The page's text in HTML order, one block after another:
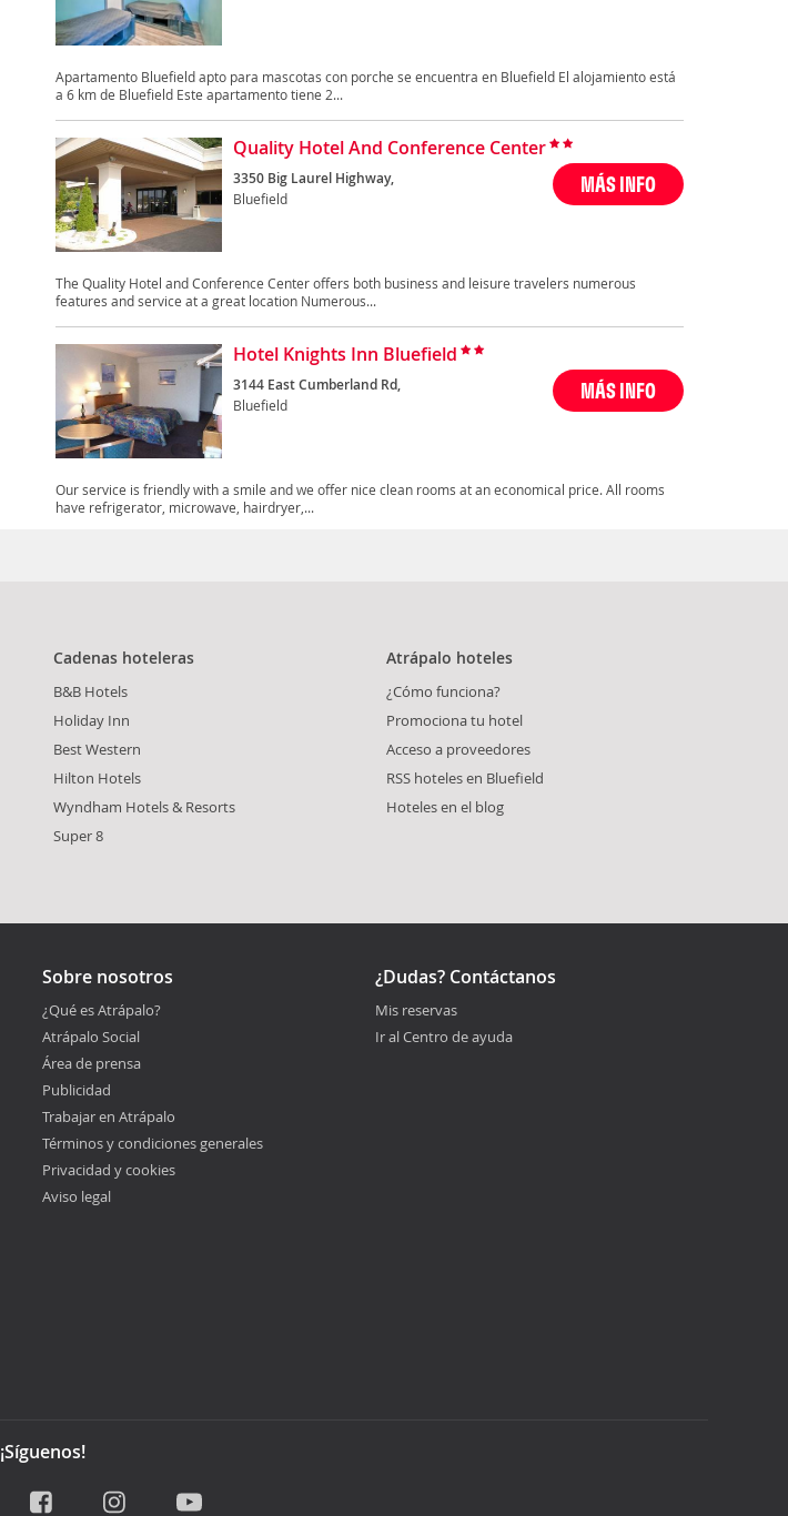
Apartamento Bluefield apto para mascotas con porche se encuentra en Bluefield El alojamiento está
a 6 km de Bluefield Este apartamento tiene 2...
Quality Hotel And Conference Center
3350 Big Laurel Highway,
Bluefield
MÁS INFO
The Quality Hotel and Conference Center offers both business and leisure travelers numerous
features and service at a great location Numerous...
Hotel Knights Inn Bluefield
3144 East Cumberland Rd,
Bluefield
MÁS INFO
Our service is friendly with a smile and we offer nice clean rooms at an economical price. All rooms
have refrigerator, microwave, hairdryer,...
Cadenas hoteleras
B&B Hotels
Holiday Inn
Best Western
Hilton Hotels
Wyndham Hotels & Resorts
Super 8
Atrápalo hoteles
¿Cómo funciona?
Promociona tu hotel
Acceso a proveedores
RSS hoteles en Bluefield
Hoteles en el blog
Sobre nosotros
¿Qué es Atrápalo?
Atrápalo Social
Área de prensa
Publicidad
Trabajar en Atrápalo
Términos y condiciones generales
Privacidad y cookies
Aviso legal
¿Dudas? Contáctanos
Mis reservas
Ir al Centro de ayuda
¡Síguenos!